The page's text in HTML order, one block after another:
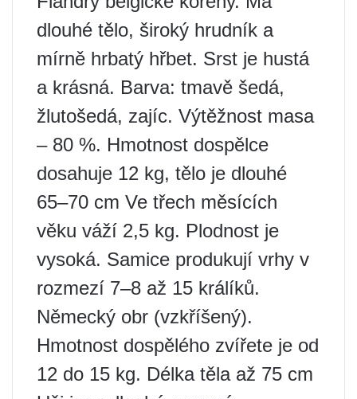
dlouhé tělo, široký hrudník a
mírně hrbatý hřbet. Srst je hustá
a krásná. Barva: tmavě šedá,
žlutošedá, zajíc. Výtěžnost masa
– 80 %. Hmotnost dospělce
dosahuje 12 kg, tělo je dlouhé
65–70 cm Ve třech měsících
věku váží 2,5 kg. Plodnost je
vysoká. Samice produkují vrhy v
rozmezí 7–8 až 15 králíků.
Německý obr (vzkříšený).
Hmotnost dospělého zvířete je od
12 do 15 kg. Délka těla až 75 cm